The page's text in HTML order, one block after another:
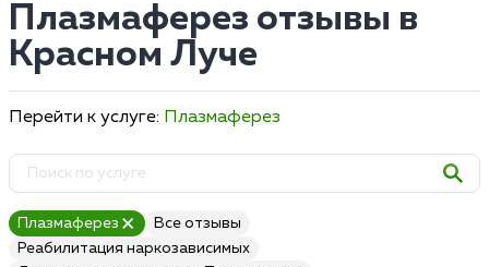
Плазмаферез отзывы в
Красном Луче
Перейти к услуге: Плазмаферез
Плазмаферез
Все отзывы
Реабилитация наркозависимых